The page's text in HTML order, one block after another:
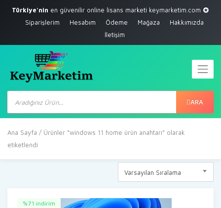
Türkiye'nin en güvenilir online lisans marketi keymarketim.com
Siparişlerim
Hesabım Ödeme Mağaza
Hakkımızda
İletişim
Products
search ARA
Ana Sayfa / Ürünler “windows 11 home ürün anahtarı” olarak
etiketlendi
Varsayılan Sıralama
%71 indirim